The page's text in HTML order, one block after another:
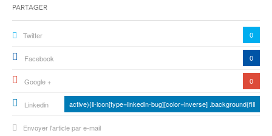
Partager
Twitter 0
Facebook 0
Google + 0
Linkedin active){li-icon[type=linkedin-bug][color=inverse] .background{fill
Envoyer l'article par e-mail